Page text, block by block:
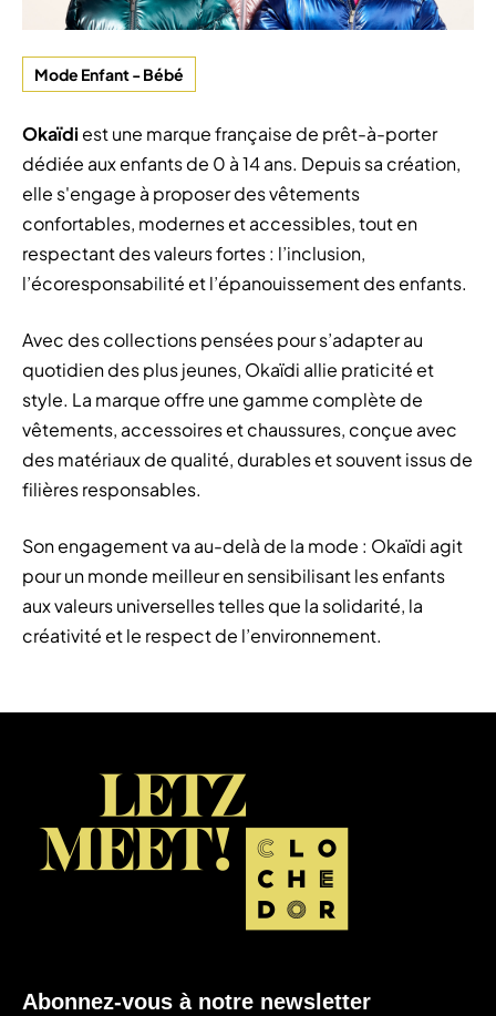
Mode Enfant - Bébé
Okaïdiest une marque française de prêt-à-porter
dédiée aux enfants de 0 à 14 ans. Depuis sa création,
elle s'engage à proposer des vêtements
confortables, modernes et accessibles, tout en
respectant des valeurs fortes : l’inclusion,
l’écoresponsabilité et l’épanouissement des enfants.
Avec des collections pensées pour s’adapter au
quotidien des plus jeunes, Okaïdi allie praticité et
style. La marque offre une gamme complète de
vêtements, accessoires et chaussures, conçue avec
des matériaux de qualité, durables et souvent issus de
filières responsables.
Son engagement va au-delà de la mode : Okaïdi agit
pour un monde meilleur en sensibilisant les enfants
aux valeurs universelles telles que la solidarité, la
créativité et le respect de l’environnement.
Abonnez-vous à notre newsletter